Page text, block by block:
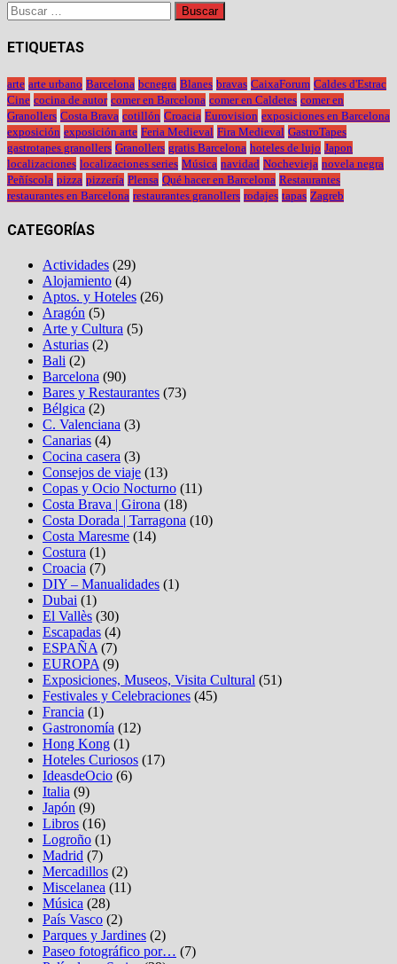
Buscar:
ETIQUETAS
arte arte urbano Barcelona bcnegra Blanes bravas CaixaForum Caldes d'Estrac
Cine cocina de autor comer en Barcelona comer en Caldetes comer en
Granollers Costa Brava cotillón Croacia Eurovision exposiciones en Barcelona
exposición exposición arte Feria Medieval Fira Medieval GastroTapes
gastrotapes granollers Granollers gratis Barcelona hoteles de lujo Japon
localizaciones localizaciones series Música navidad Nochevieja novela negra
Peñíscola pizza pizzería Plensa Qué hacer en Barcelona Restaurantes
restaurantes en Barcelona restaurantes granollers rodajes tapas Zagreb
CATEGORÍAS
Actividades (29)
Alojamiento (4)
Aptos. y Hoteles (26)
Aragón (5)
Arte y Cultura (5)
Asturias (2)
Bali (2)
Barcelona (90)
Bares y Restaurantes (73)
Bélgica (2)
C. Valenciana (3)
Canarias (4)
Cocina casera (3)
Consejos de viaje (13)
Copas y Ocio Nocturno (11)
Costa Brava | Girona (18)
Costa Dorada | Tarragona (10)
Costa Maresme (14)
Costura (1)
Croacia (7)
DIY – Manualidades (1)
Dubai (1)
El Vallès (30)
Escapadas (4)
ESPAÑA (7)
EUROPA (9)
Exposiciones, Museos, Visita Cultural (51)
Festivales y Celebraciones (45)
Francia (1)
Gastronomía (12)
Hong Kong (1)
Hoteles Curiosos (17)
IdeasdeOcio (6)
Italia (9)
Japón (9)
Libros (16)
Logroño (1)
Madrid (7)
Mercadillos (2)
Miscelanea (11)
Música (28)
País Vasco (2)
Parques y Jardines (2)
Paseo fotográfico por… (7)